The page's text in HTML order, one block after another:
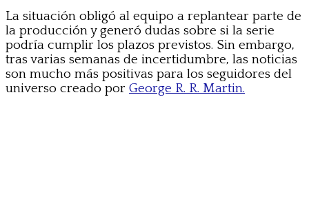
La situación obligó al equipo a replantear parte de
la producción y generó dudas sobre si la serie
podría cumplir los plazos previstos. Sin embargo,
tras varias semanas de incertidumbre, las noticias
son mucho más positivas para los seguidores del
universo creado por George R. R. Martin.